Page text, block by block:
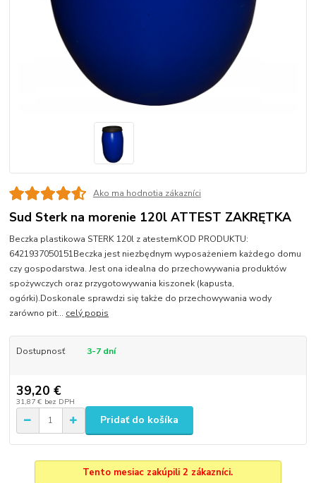
Ako ma hodnotia zákazníci
Sud Sterk na morenie 120l ATTEST ZAKRĘTKA
Beczka plastikowa STERK 120l z atestemKOD PRODUKTU:
6421937050151Beczka jest niezbędnym wyposażeniem każdego domu
czy gospodarstwa. Jest ona idealna do przechowywania produktów
spożywczych oraz przygotowywania kiszonek (kapusta,
ogórki).Doskonale sprawdzi się także do przechowywania wody
zarówno pit... celý popis
Dostupnosť 3-7 dní
39,20 €
31,87 € bez DPH
Pridať do košíka
Tento mesiac zakúpili 2 zákazníci.